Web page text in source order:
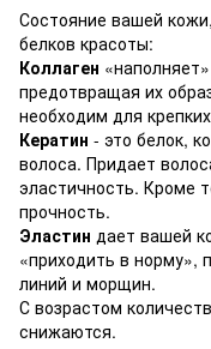
Состояние вашей
белков красоты:
Коллаген
предотвращая их
необходим для
Кератин - это белок,
волоса. Придает
эластичность. Кроме
прочность.
Эластин дает вашей
«приходить в норму»,
линий и морщин.
С возрастом
снижаются.